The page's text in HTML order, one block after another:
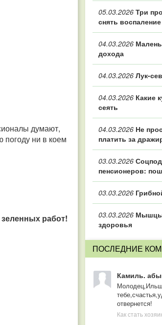
думают,
погоду ни в коем
работ!
05.03.2026 Три
снять
04.03.2026
дохода
04.03.2026 Лук-
04.03.2026 Какие
сеять
04.03.2026 Не
платить за
03.03.2026
пенсионеров:
03.03.2026
03.03.2026 Мышцы
здоровья
ПОСЛЕДНИЕ
Камиль.
отвернется!
Как стать